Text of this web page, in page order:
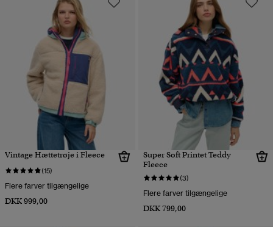
Vintage Hættetrøje i Fleece
(15)
Flere farver tilgængelige
DKK 999,00
Super Soft Printet Teddy
Fleece
(3)
Flere farver tilgængelige
DKK 799,00